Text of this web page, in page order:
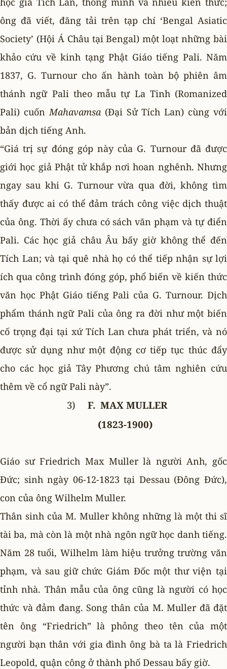
ông đã viết, đăng tải trên tạp chí ‘Bengal Asiatic
Society’ (Hội Á Châu tại Bengal) một loạt những bài
khảo cứu về kinh tạng Phật Giáo tiếng Pali. Năm
1837, G. Turnour cho ấn hành toàn bộ phiên âm
thánh ngữ Pali theo mẫu tự La Tinh (Romanized
Pali) cuốnMahavamsa (Ðại Sử Tích Lan) cùng với
bản dịch tiếng Anh.
“Giá trị sự đóng góp này của G. Turnour đã được
giới học giả Phật tử khắp nơi hoan nghênh. Nhưng
ngay sau khi G. Turnour vừa qua đời, không tìm
thấy được ai có thể đảm trách công việc dịch thuật
của ông. Thời ấy chưa có sách văn phạm và tự điển
Pali. Các học giả châu Âu bấy giờ không thể đến
Tích Lan; và tại quê nhà họ có thể tiếp nhận sự lợi
ích qua công trình đóng góp, phổ biến về kiến thức
văn học Phật Giáo tiếng Pali của G. Turnour. Dịch
phẩm thánh ngữ Pali của ông ra đời như một biến
cố trọng đại tại xứ Tích Lan chưa phát triển, và nó
được sử dụng như một động cơ tiếp tục thúc đẩy
cho các học giả Tây Phương chú tâm nghiên cứu
thêm về cổ ngữ Pali này”.
3)
F. MAX MULLER
(1823-1900)
Giáo sư Friedrich Max Muller là người Anh, gốc
Ðức; sinh ngày 06-12-1823 tại Dessau (Ðông Ðức),
con của ông Wilhelm Muller.
Thân sinh của M. Muller không những là một thi sĩ
tài ba, mà còn là một nhà ngôn ngữ học danh tiếng.
Năm 28 tuổi, Wilhelm làm hiệu trưởng trường văn
phạm, và sau giữ chức Giám Ðốc một thư viện tại
tỉnh nhà. Thân mẫu của ông cũng là người có học
thức và đảm đang. Song thân của M. Muller đã đặt
tên ông “Friedrich” là phỏng theo tên của một
người bạn thân với gia đình ông bà ta là Friedrich
Leopold, quận công ở thành phố Dessau bấy giờ.